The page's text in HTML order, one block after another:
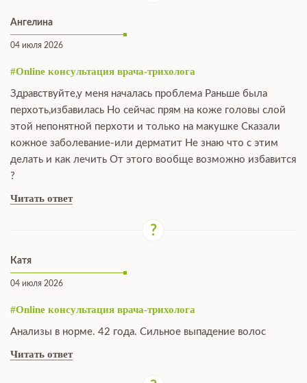
Ангелина
04 июля 2026
#Online консультация врача-трихолога
Здравствуйте,у меня началась проблема Раньше была
перхоть,избавилась Но сейчас прям на коже головы слой
этой непонятной перхоти и только на макушке Сказали
кожное заболевание-или дерматит Не знаю что с этим
делать и как лечить От этого вообще возможно избавится
?
Читать ответ
Катя
04 июля 2026
#Online консультация врача-трихолога
Анализы в норме. 42 года. Сильное выпадение волос
Читать ответ